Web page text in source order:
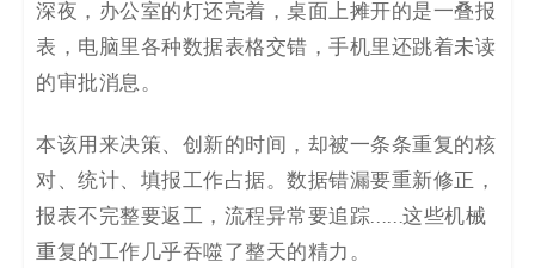
代
码
解
决
方
深夜，办公室的灯还亮着，桌面上摊开的是一叠报
表，电脑里各种数据表格交错，手机里还跳着未读
的审批消息。
本该用来决策、创新的时间，却被一条条重复的核
对、统计、填报工作占据。数据错漏要重新修正，
报表不完整要返工，流程异常要追踪……这些机械
重复的工作几乎吞噬了整天的精力。